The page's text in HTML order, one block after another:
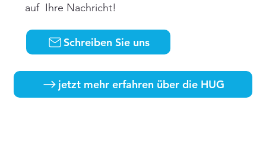
auf Ihre Nachricht!
Schreiben Sie uns
jetzt mehr erfahren über die HUG